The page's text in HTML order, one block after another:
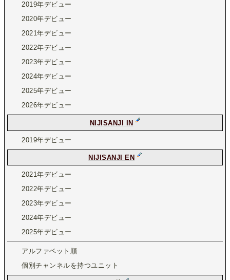
2019年デビュー
2020年デビュー
2021年デビュー
2022年デビュー
2023年デビュー
2024年デビュー
2025年デビュー
2026年デビュー
NIJISANJI IN
2019年デビュー
NIJISANJI EN
2021年デビュー
2022年デビュー
2023年デビュー
2024年デビュー
2025年デビュー
アルファベット順
個別チャンネルを持つユニット